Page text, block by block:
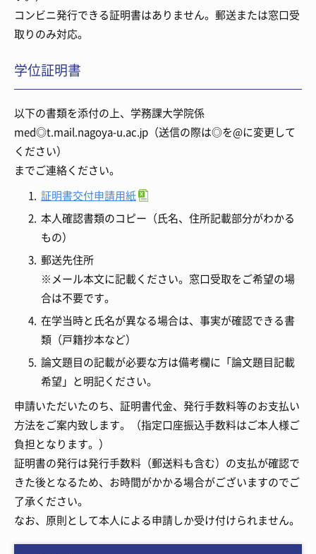
コンビニ発行できる証明書はありません。郵送または窓口受
取りのみ対応。
学位証明書
以下の書類を添付の上、学務課大学院係
med◎t.mail.nagoya-u.ac.jp（送信の際は◎を@に変更して
ください）
までご連絡ください。
証明書交付申請用紙
本人確認書類のコピー（氏名、住所記載部分がわかる
もの）
郵送先住所
※メール本文に記載ください。窓口受取をご希望の場
合は不要です。
在学当時と氏名が異なる場合は、事実が確認できる書
類（戸籍抄本など）
論文題目の記載が必要な方は備考欄に「論文題目記載
希望」と明記ください。
申請いただいたのち、証明書代金、発行手数料等のお支払い
方法をご案内致します。（指定口座振込手数料はご本人様ご
負担となります。）
証明書の発行は発行手数料（郵送料も含む）の支払が確認で
きた後となるため、お時間がかかる場合がございますのでご
了承ください。
なお、原則として本人による申請しか受け付けられません。